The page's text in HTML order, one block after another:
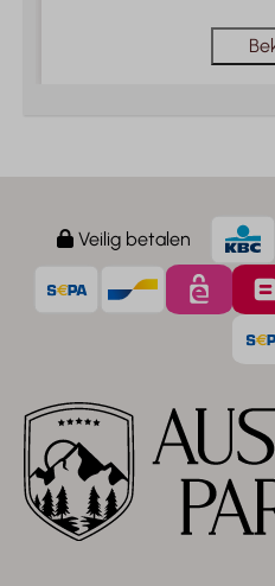
Veilig betalen